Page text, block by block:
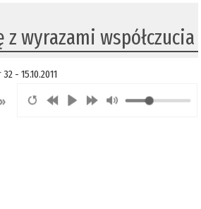
z wyrazami współczucia
- 15.10.2011